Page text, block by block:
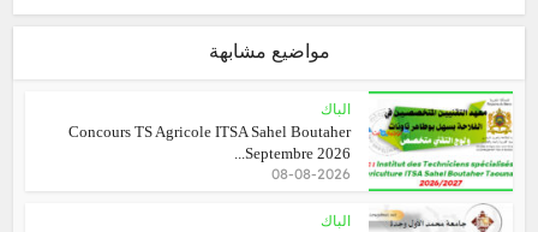
مواضيع مشابهة
الباك
Concours TS Agricole ITSA Sahel Boutaher
Septembre 2026...
08-08-2026
الباك